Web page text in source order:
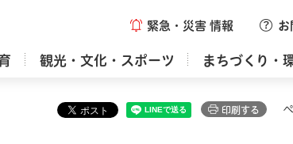
緊急・災害 情報 お
観光・文化・スポーツ まちづくり・
印刷する